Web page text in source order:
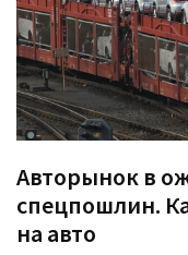
Авторынок в
спецпошлин.
на авто